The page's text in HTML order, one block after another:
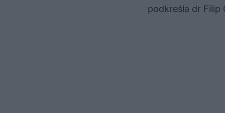
podkreśla dr Filip